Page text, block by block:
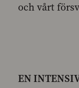
och vårt
EN